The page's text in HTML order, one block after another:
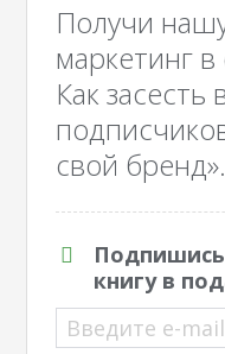
Получи
маркетинг
Как засесть
свой бренд».
Подпишись
книгу в
Введите e-mail